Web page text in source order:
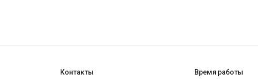
Контакты Время работы